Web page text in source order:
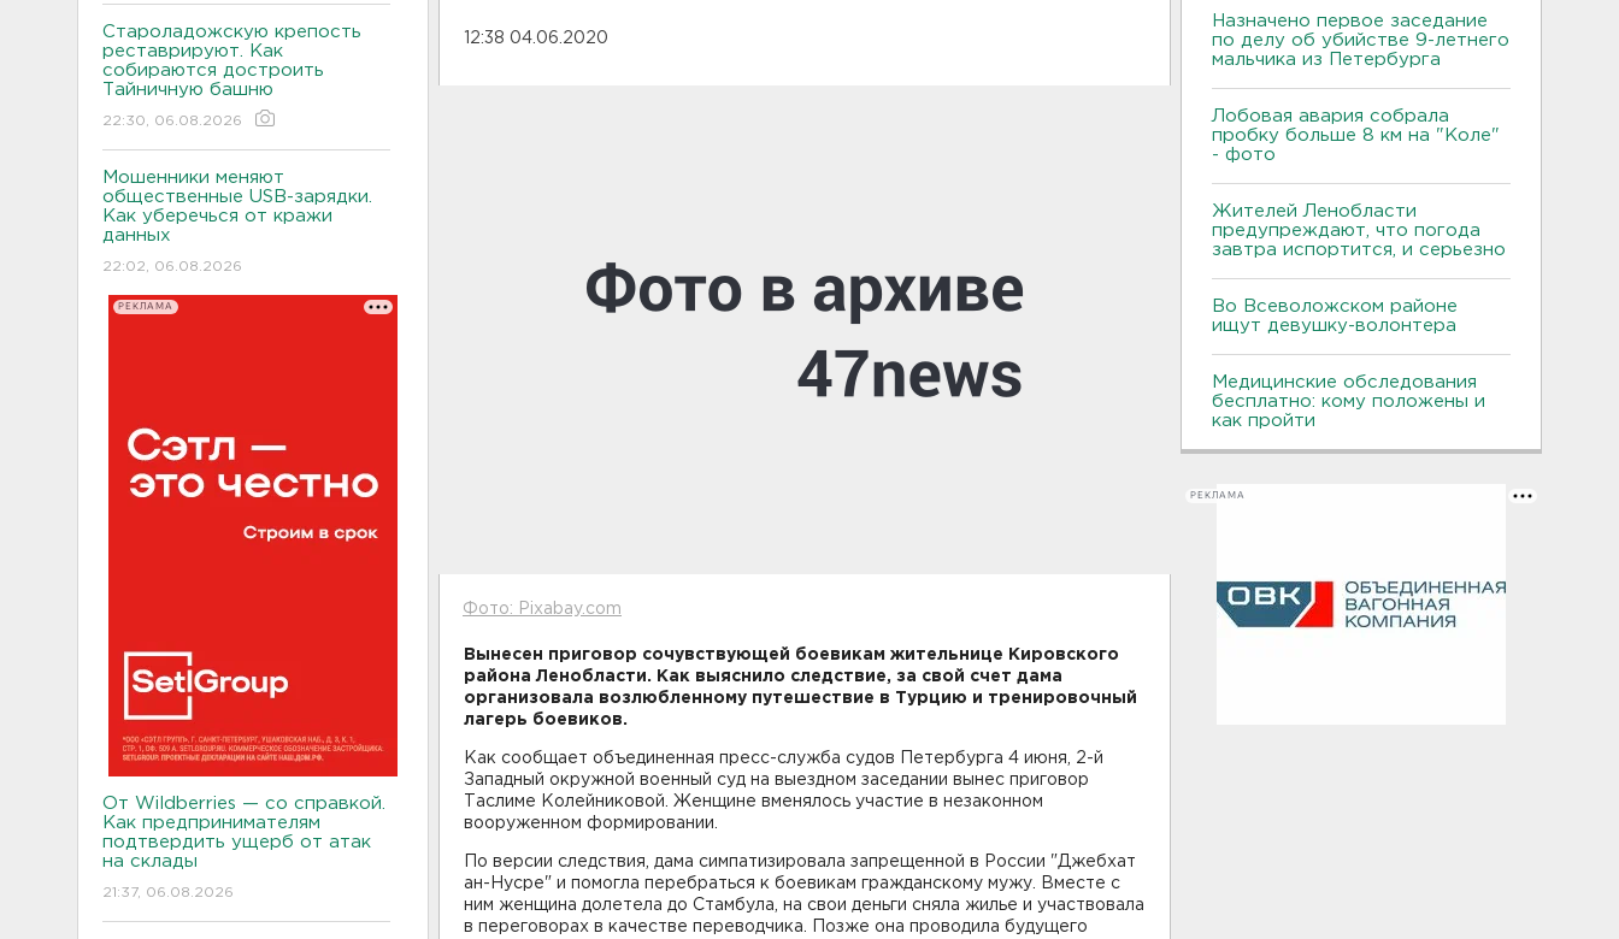
Староладожскую крепость
реставрируют. Как
собираются достроить
Тайничную башню
22:30, 06.08.2026
Мошенники меняют
общественные USB-зарядки.
Как уберечься от кражи
данных
22:02, 06.08.2026
РЕКЛАМА
От Wildberries — со справкой.
Как предпринимателям
подтвердить ущерб от атак
на склады
21:37, 06.08.2026
12:38 04.06.2020
Фото: Pixabay.com
Вынесен приговор сочувствующей боевикам жительнице Кировского
района Ленобласти. Как выяснило следствие, за свой счет дама
организовала возлюбленному путешествие в Турцию и тренировочный
лагерь боевиков.
Как сообщает объединенная пресс-служба судов Петербурга 4 июня, 2-й
Западный окружной военный суд на выездном заседании вынес приговор
Таслиме Колейниковой. Женщине вменялось участие в незаконном
вооруженном формировании.
По версии следствия, дама симпатизировала запрещенной в России "Джебхат
ан-Нусре" и помогла перебраться к боевикам гражданскому мужу. Вместе с
ним женщина долетела до Стамбула, на свои деньги сняла жилье и участвовала
в переговорах в качестве переводчика. Позже она проводила будущего
Назначено первое заседание
по делу об убийстве 9-летнего
мальчика из Петербурга
Лобовая авария собрала
пробку больше 8 км на "Коле"
- фото
Жителей Ленобласти
предупреждают, что погода
завтра испортится, и серьезно
Во Всеволожском районе
ищут девушку-волонтера
Медицинские обследования
бесплатно: кому положены и
как пройти
РЕКЛАМА